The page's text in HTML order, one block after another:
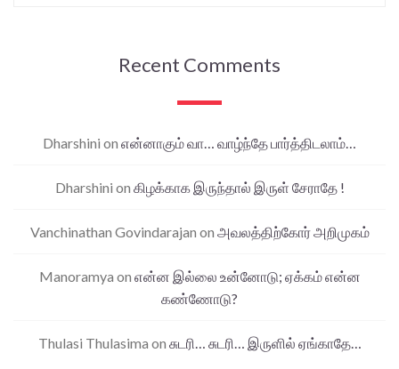
Recent Comments
Dharshini on என்னாகும் வா… வாழ்ந்தே பார்த்திடலாம்…
Dharshini on கிழக்காக இருந்தால் இருள் சேராதே !
Vanchinathan Govindarajan on அவலத்திற்கோர் அறிமுகம்
Manoramya on என்ன இல்லை உன்னோடு; ஏக்கம் என்ன
கண்ணோடு?
Thulasi Thulasima on சுடரி… சுடரி… இருளில் ஏங்காதே…